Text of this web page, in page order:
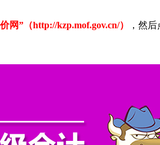
网”（http://kzp.mof.gov.cn/）
，然